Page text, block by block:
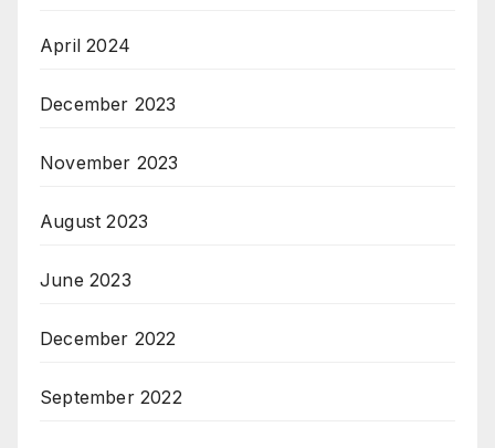
April 2024
December 2023
November 2023
August 2023
June 2023
December 2022
September 2022